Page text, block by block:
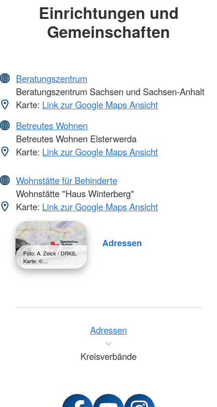
Einrichtungen und
Gemeinschaften
Beratungszentrum
Beratungszentrum Sachsen und Sachsen-Anhalt
Karte: Link zur Google Maps Ansicht
Betreutes Wohnen
Betreutes Wohnen Elsterwerda
Karte: Link zur Google Maps Ansicht
Wohnstätte für Behinderte
Wohnstätte "Haus Winterberg"
Karte: Link zur Google Maps Ansicht
Foto: A. Zelck / DRKS,
Karte: ©…
Adressen
Adressen
Kreisverbände